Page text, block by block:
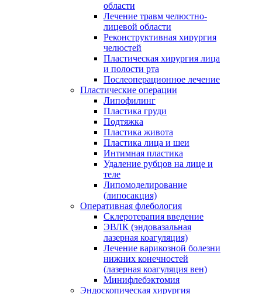
области
Лечение травм челюстно-
лицевой области
Реконструктивная хирургия
челюстей
Пластическая хирургия лица
и полости рта
Послеоперационное лечение
Пластические операции
Липофилинг
Пластика груди
Подтяжка
Пластика живота
Пластика лица и шеи
Интимная пластика
Удаление рубцов на лице и
теле
Липомоделирование
(липосакция)
Оперативная флебология
Склеротерапия введение
ЭВЛК (эндовазальная
лазерная коагуляция)
Лечение варикозной болезни
нижних конечностей
(лазерная коагуляция вен)
Минифлебэктомия
Эндоскопическая хирургия